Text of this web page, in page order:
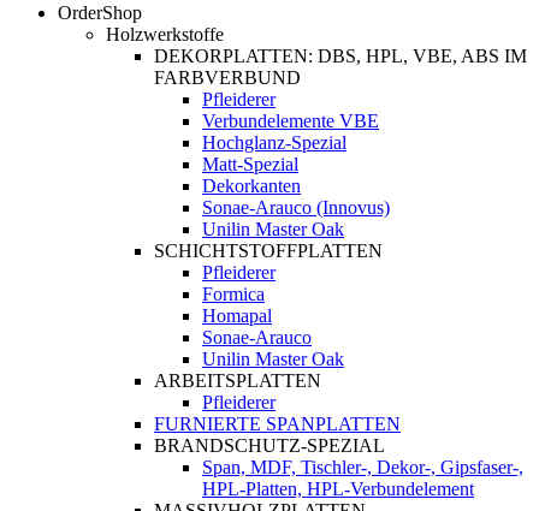
OrderShop
Holzwerkstoffe
DEKORPLATTEN: DBS, HPL, VBE, ABS IM
FARBVERBUND
Pfleiderer
Verbundelemente VBE
Hochglanz-Spezial
Matt-Spezial
Dekorkanten
Sonae-Arauco (Innovus)
Unilin Master Oak
SCHICHTSTOFFPLATTEN
Pfleiderer
Formica
Homapal
Sonae-Arauco
Unilin Master Oak
ARBEITSPLATTEN
Pfleiderer
FURNIERTE SPANPLATTEN
BRANDSCHUTZ-SPEZIAL
Span, MDF, Tischler-, Dekor-, Gipsfaser-,
HPL-Platten, HPL-Verbundelement